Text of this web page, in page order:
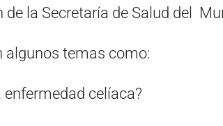
de la Secretaría de Salud del
algunos temas como:
enfermedad celíaca?